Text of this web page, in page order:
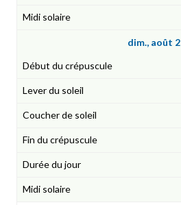
dim., août 2